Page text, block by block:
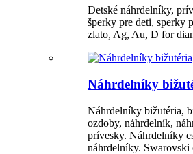
Detské náhrdelníky,
šperky pre deti, sperky
zlato, Ag, Au, D for
Náhrdelníky
Náhrdelníky bižutéria,
ozdoby, náhrdelník,
prívesky. Náhrdelníky
náhrdelníky. Swarovski